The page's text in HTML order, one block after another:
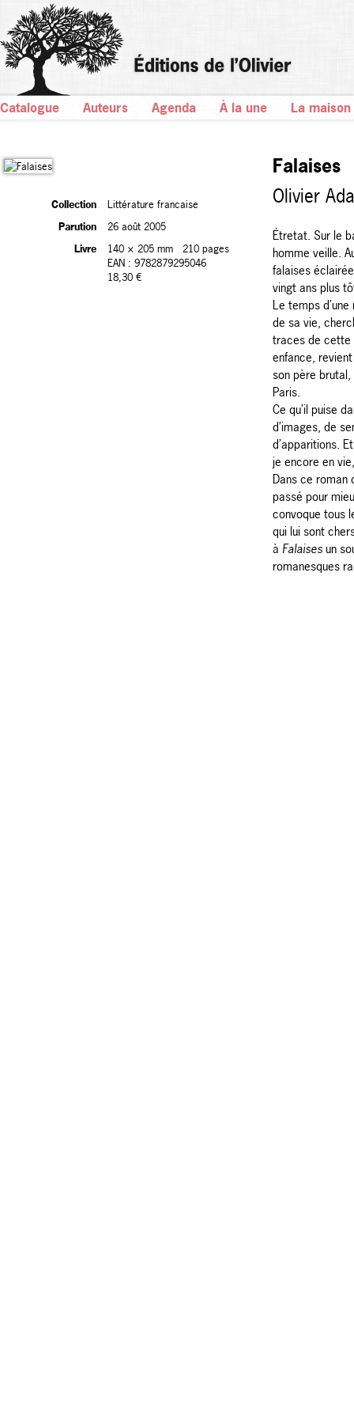
Catalogue Auteurs Agenda À la une La maison
Collection
Littérature francaise
Parution
26 août 2005
Livre
140 × 205 mm
210 pages
EAN : 9782879295046
18,30 €
Falaises
Olivier
Étretat. Sur le
homme veille.
falaises
vingt ans plus
Le temps
de sa vie,
traces de cette
enfance,
son père
Paris.
Ce qu’il puise
d’images, de
d’apparitions.
je encore en
Dans ce roman
passé pour
convoque tous
qui lui sont
à Falaisesun
romanesques